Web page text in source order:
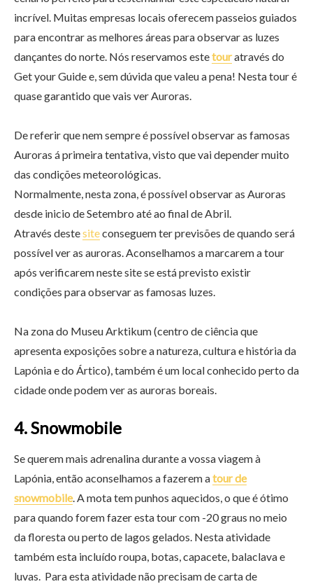
incrível. Muitas empresas locais oferecem passeios guiados
para encontrar as melhores áreas para observar as luzes
dançantes do norte. Nós reservamos estetouratravés do
Get your Guide e, sem dúvida que valeu a pena! Nesta tour é
quase garantido que vais ver Auroras.
De referir que nem sempre é possível observar as famosas
Auroras á primeira tentativa, visto que vai depender muito
das condições meteorológicas.
Normalmente, nesta zona, é possível observar as Auroras
desde inicio de Setembro até ao final de Abril.
Através destesiteconseguem ter previsões de quando será
possível ver as auroras. Aconselhamos a marcarem a tour
após verificarem neste site se está previsto existir
condições para observar as famosas luzes.
Na zona do Museu Arktikum (centro de ciência que
apresenta exposições sobre a natureza, cultura e história da
Lapónia e do Ártico), também é um local conhecido perto da
cidade onde podem ver as auroras boreais.
4.Snowmobile
Se querem mais adrenalina durante a vossa viagem à
Lapónia, então aconselhamos a fazerem atour de
snowmobile. A mota tem punhos aquecidos, o que é ótimo
para quando forem fazer esta tour com -20 graus no meio
da floresta ou perto de lagos gelados. Nesta atividade
também esta incluído roupa, botas, capacete, balaclava e
luvas. Para esta atividade não precisam de carta de